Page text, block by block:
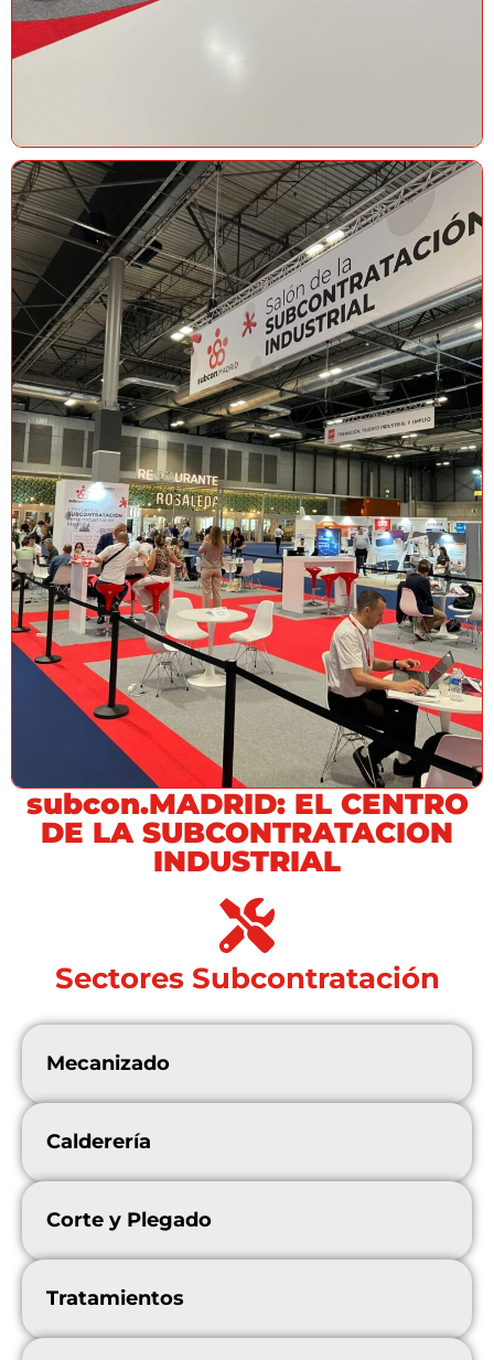
subcon.MADRID: EL CENTRO
DE LA SUBCONTRATACION
INDUSTRIAL
Sectores Subcontratación
Mecanizado
Calderería
Corte y Plegado
Tratamientos